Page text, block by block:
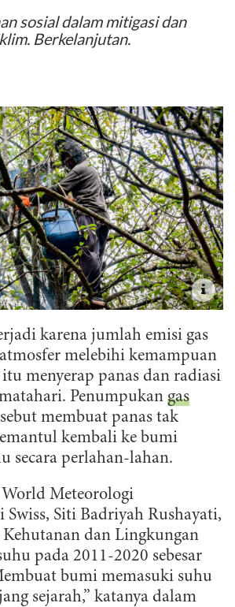
sosial dalam mitigasi dan
Berkelanjutan.
karena jumlah emisi gas
melebihi kemampuan
menyerap panas dan radiasi
Penumpukan gas
membuat panas tak
kembali ke bumi
secara perlahan-lahan.
Meteorologi
Siti Badriyah Rushayati,
Kehutanan dan Lingkungan
pada 2011-2020 sebesar
bumi memasuki suhu
sejarah,” katanya dalam